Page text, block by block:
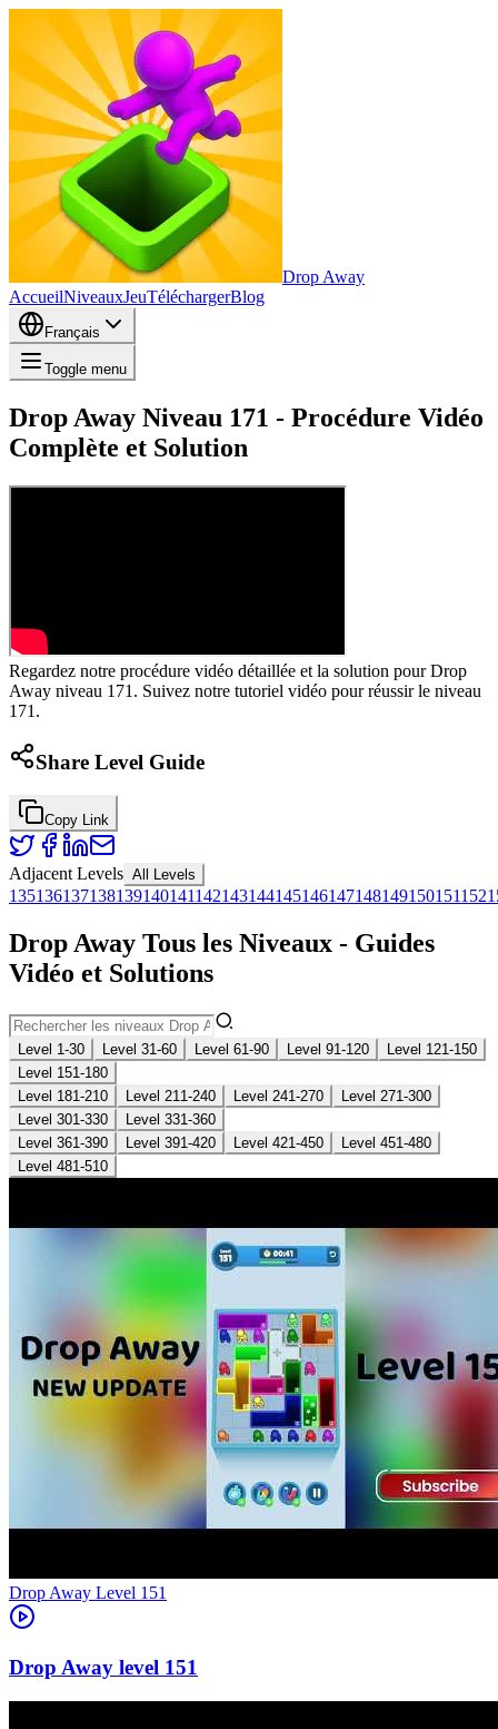
Drop Away
AccueilNiveauxJeuTéléchargerBlog
Français
Toggle menu
Drop Away Niveau 171 - Procédure Vidéo
Complète et Solution
Regardez notre procédure vidéo détaillée et la solution pour Drop
Away niveau 171. Suivez notre tutoriel vidéo pour réussir le niveau
171.
Share Level Guide
Copy Link
Adjacent Levels All Levels
135136137138139140141142143144145146147148149150151152
Drop Away Tous les Niveaux - Guides
Vidéo et Solutions
Level 1-30 Level 31-60 Level 61-90 Level 91-120
Level 121-150
Level 151-180
Level 181-210
Level 211-240 Level 241-270
Level 271-300
Level 301-330
Level 331-360
Level 361-390
Level 391-420 Level 421-450
Level 451-480
Level 481-510
Level 151
151